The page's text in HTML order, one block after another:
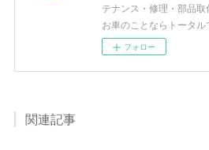
テナンス・修理・部品取
お車のことならトータル
フォロー
関連記事